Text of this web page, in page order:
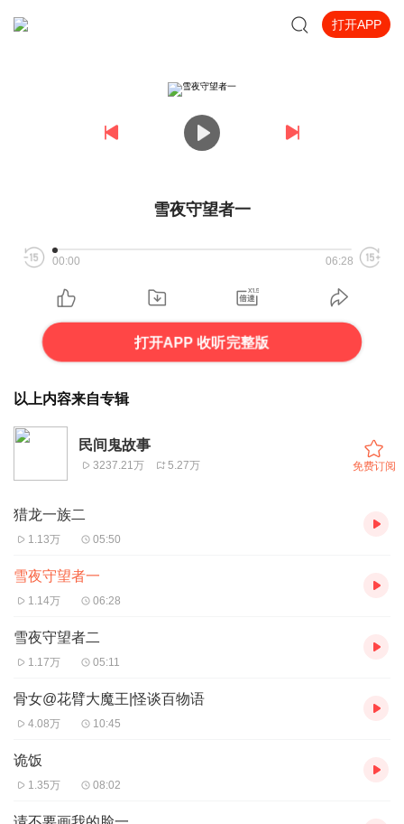
打开APP
雪夜守望者一
00:00 06:28
打开APP 收听完整版
以上内容来自专辑
民间鬼故事
3237.21万 5.27万 免费订阅
猎龙一族二
1.13万 05:50
雪夜守望者一
1.14万 06:28
雪夜守望者二
1.17万 05:11
骨女@花臂大魔王|怪谈百物语
4.08万 10:45
诡饭
1.35万 08:02